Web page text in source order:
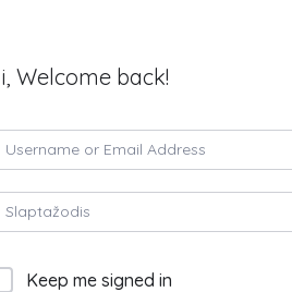
Welcome back!
Keep me signed in